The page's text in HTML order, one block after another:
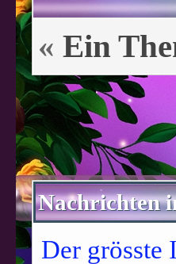
« Ein
Nachrichten
Der grösste